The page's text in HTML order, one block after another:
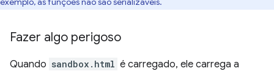
Fazer algo perigoso
Quando sandbox.html é carregado, ele carrega a